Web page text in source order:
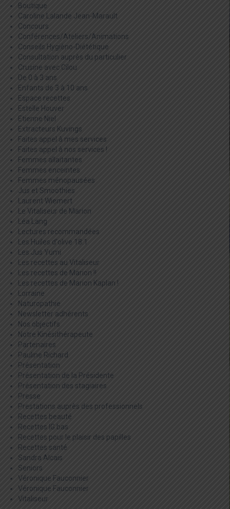
Boutique
Caroline Lalande Jean-Marault
Concours
Conférences/Ateliers/Animations
Conseils Hygièno-Diététique
Consultation auprès du particulier
Crusine avec Cilou
De 0 à 3 ans
Enfants de 3 à 10 ans
Espace recettes
Estelle Houver
Etienne Niel
Extracteurs Kuvings
Faites appel à mes services
Faites appel à nos services !
Femmes allaitantes
Femmes enceintes
Femmes ménopausées
Jus et Smoothies
Laurent Wiemert
Le Vitaliseur de Marion
Léa Lang
Lectures recommandées
Les Huiles d'olive 18:1
Les Jus Yumi
Les recettes au Vitaliseur
Les recettes de Marion !!
Les recettes de Marion Kaplan !
Lorraine
Naturopathie
Newsletter adhérents
Nos objectifs
Notre Kinésithérapeute
Partenaires
Pauline Richard
Présentation
Présentation de la Présidente
Présentation des stagiaires
Presse
Prestations auprès des professionnels
Recettes beauté
Recettes IG bas
Recettes pour le plaisir des papilles
Recettes santé
Sandra Alcais
Seniors
Véronique Fauconnier
Véronique Fauconnier
Vitaliseur